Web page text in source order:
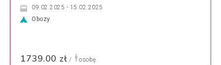
09.02.2025 - 15.02.2025
Obozy
1739.00 zł / osobę